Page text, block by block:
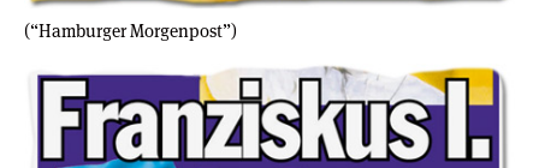
(“Hamburger Morgenpost”)